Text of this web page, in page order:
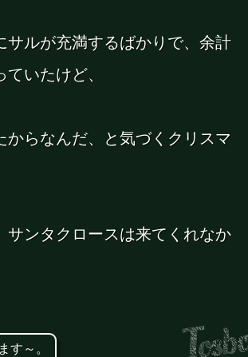
サルが充満するばかりで、余計
いたけど、
からなんだ、と気づくクリスマ
サンタクロースは来てくれなか
す～。